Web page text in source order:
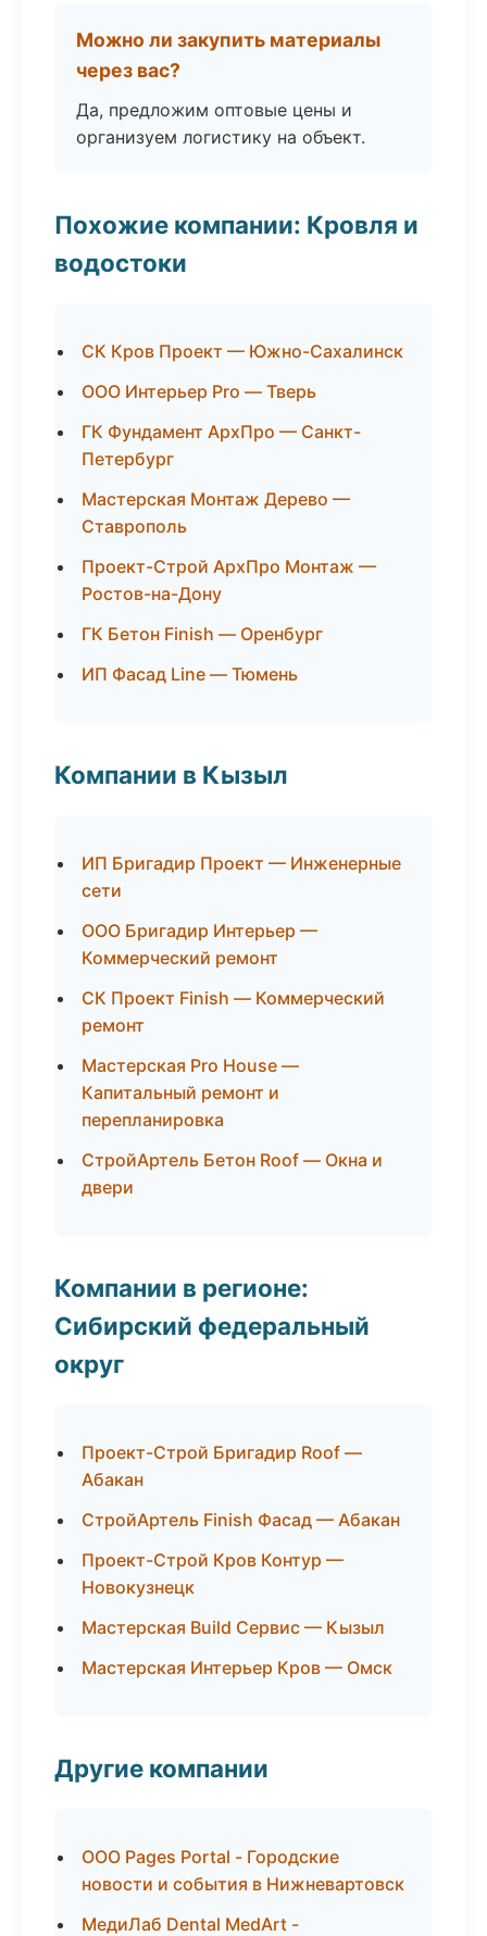
Можно ли закупить материалы
через вас?
Да, предложим оптовые цены и
организуем логистику на объект.
Похожие компании: Кровля и
водостоки
СК Кров Проект — Южно-Сахалинск
ООО Интерьер Pro — Тверь
ГК Фундамент АрхПро — Санкт-
Петербург
Мастерская Монтаж Дерево —
Ставрополь
Проект-Строй АрхПро Монтаж —
Ростов-на-Дону
ГК Бетон Finish — Оренбург
ИП Фасад Line — Тюмень
Компании в Кызыл
ИП Бригадир Проект — Инженерные
сети
ООО Бригадир Интерьер —
Коммерческий ремонт
СК Проект Finish — Коммерческий
ремонт
Мастерская Pro House —
Капитальный ремонт и
перепланировка
СтройАртель Бетон Roof — Окна и
двери
Компании в регионе:
Сибирский федеральный
округ
Проект-Строй Бригадир Roof —
Абакан
СтройАртель Finish Фасад — Абакан
Проект-Строй Кров Контур —
Новокузнецк
Мастерская Build Сервис — Кызыл
Мастерская Интерьер Кров — Омск
Другие компании
ООО Pages Portal - Городские
новости и события в Нижневартовск
МедиЛаб Dental MedArt -